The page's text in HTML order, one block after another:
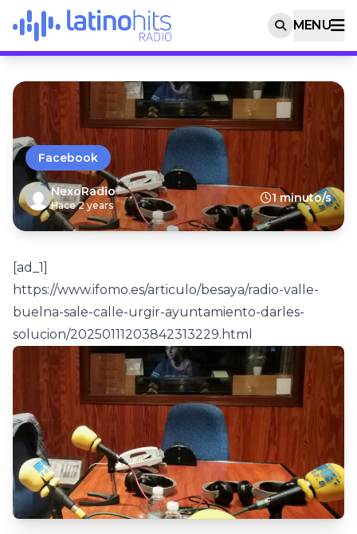
MENU
Facebook
NexoRadio
Hace 2 years
1 minuto/s
[ad_1]
https://www.ifomo.es/articulo/besaya/radio-valle-
buelna-sale-calle-urgir-ayuntamiento-darles-
solucion/20250111203842313229.html